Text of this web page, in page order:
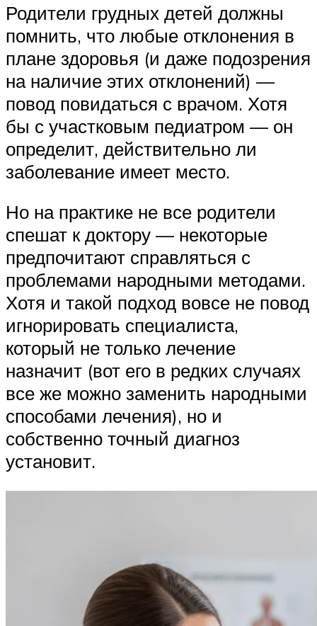
Родители грудных детей должны
помнить, что любые отклонения в
плане здоровья (и даже подозрения
на наличие этих отклонений) —
повод повидаться с врачом. Хотя
бы с участковым педиатром — он
определит, действительно ли
заболевание имеет место.
Но на практике не все родители
спешат к доктору — некоторые
предпочитают справляться с
проблемами народными методами.
Хотя и такой подход вовсе не повод
игнорировать специалиста,
который не только лечение
назначит (вот его в редких случаях
все же можно заменить народными
способами лечения), но и
собственно точный диагноз
установит.